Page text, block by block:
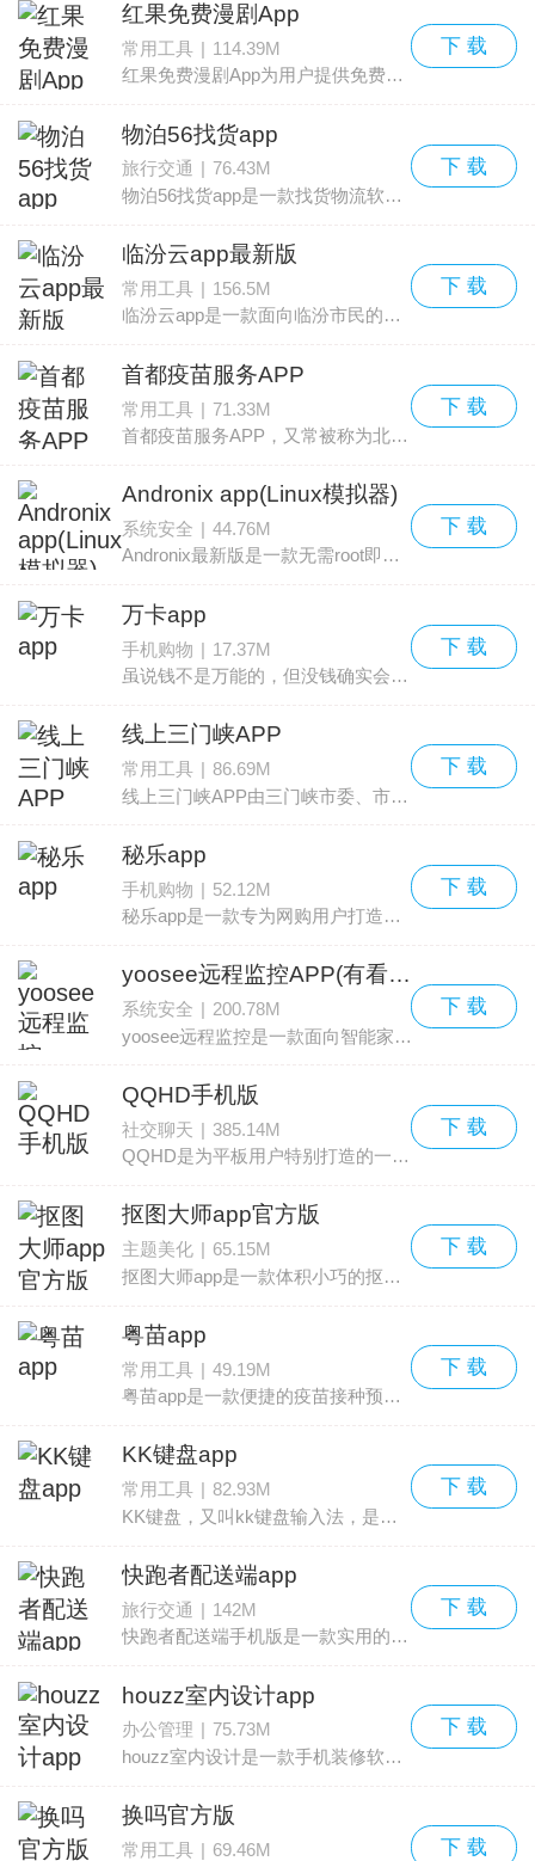
红果免费漫剧App
常用工具 | 114.39M
红果免费漫剧App为用户提供免费看漫剧的服务，收录沙雕动画、悬疑探案、末世重生等多种题材，满足多样化的观剧偏好。应用内设有推荐榜、热播榜、新剧榜等榜单，定期推送当前热播
下 载
物泊56找货app
旅行交通
76.43M
物泊56找货app是一款找货物流软件，专为司机提供物流找货服务，司机端和货主都可以通过软件获取最新信息，便于及时找到运输服务并制定运输计划，减少空车情况。该平台拥有海量车源
下 载
临汾云app最新版
常用工具 | 156.5M
临汾云app是一款面向临汾市民的掌上办事综合应用，也是陪伴临汾人半个多世纪的《临汾日报》官方客户端。应用以经济、生活、服务为核心，汇集临汾时事新闻、人才录取、公积金查
下 载
首都疫苗服务APP
常用工具 | 71.33M
首都疫苗服务APP，又常被称为北京疫苗服务app，由北京市疾病预防控制中心专为接受预防接种的群体打造的一款移动服务应用。该应用集合疫苗预约、接种档案查询、接种智能提醒、手
下 载
Andronix app(Linux模拟器)
系统安全 | 44.76M
Andronix最新版是一款无需root即可在安卓设备上部署Linux的工具。它在手机上能完成接近真实Linux系统70%的常见任务，支持在移动设备上运行包括Ubuntu、Manjaro、Kali、Debian
下 载
万卡app
手机购物 | 17.37M
虽说钱不是万能的，但没钱确实会带来许多不便。如果你正为急需用钱而苦于没有可靠的借款渠道，不妨尝试这款万卡app。这是玖富集团为国内用户推出的一款手机金融信贷服务应用，也
下 载
线上三门峡APP
常用工具 | 86.69M
线上三门峡APP由三门峡市委、市政府推动，三门峡市政务服务和大数据管理局开发，定位为一款面向本地的综合服务平台。平台贯彻中央关于网络强国的部署，顺应信息革命带来的变革，借
下 载
秘乐app
手机购物 | 52.12M
秘乐app是一款专为网购用户打造的省钱工具，用户可在应用内领取商品内部优惠券和大额立减券，让商品价格变得更低，带来超出预期的折扣体验。秘乐app是喜爱网购用户的首选省钱利器
下 载
yoosee远程监控APP(有看头)
系统安全 | 200.78M
yoosee远程监控是一款面向智能家庭的监控管理软件，现已更名为有看头app。这款产品由深圳技威时代公司开发，专为家庭和小型场所的远程监控设计。用户可以通过手机实时观看摄像
下 载
QQHD手机版
社交聊天 | 385.14M
QQHD是为平板用户特别打造的一款多功能在线聊天应用。程序在设置方面做了优化，调整了添加好友的入口并修复了多项问题。重点对安卓平板的兼容性进行了全新提升，这次更新还加入
下 载
抠图大师app官方版
主题美化 | 65.15M
抠图大师app是一款体积小巧的抠图工具，支持放大、移动、旋转、剪切等多种编辑功能，操作高效且便捷。用户可根据个人喜好与需求，对图片进行深入处理，最大限度满足各种场景下的图
下 载
粤苗app
常用工具 | 49.19M
粤苗app是一款便捷的疫苗接种预约工具。应用包含接种档案查询、接种智能提醒、手机在线预约等多项功能，能够帮助用户按时完成接种，减轻接种医生的工作负担，并有助于提高疫苗接
下 载
KK键盘app
常用工具 | 82.93M
KK键盘，又叫kk键盘输入法，是一款充满趣味的输入工具。它为用户准备了明星、卡通、炫彩、游戏等多款超萌皮肤，集成表情斗图、语音包、花样字、聊天气泡等功能，让对话更有趣。输入
下 载
快跑者配送端app
旅行交通 | 142M
快跑者配送端手机版是一款实用的生活服务类应用。应用提供在线接单、订单派送、信息查询、消息提醒和路线规划，通过互联网把配送团队、商家、配送员和货物紧密连接起来，有效降
下 载
houzz室内设计app
办公管理 | 75.73M
houzz室内设计是一款手机装修软件，用户可以在应用中挑选多种装修风格，包括亚洲风、地中海风、热带风等多样风格，也可以针对室内或户外不同空间进行筛选，如厨房、浴室、门厅等。
下 载
换吗官方版
常用工具 | 69.46M
下 载